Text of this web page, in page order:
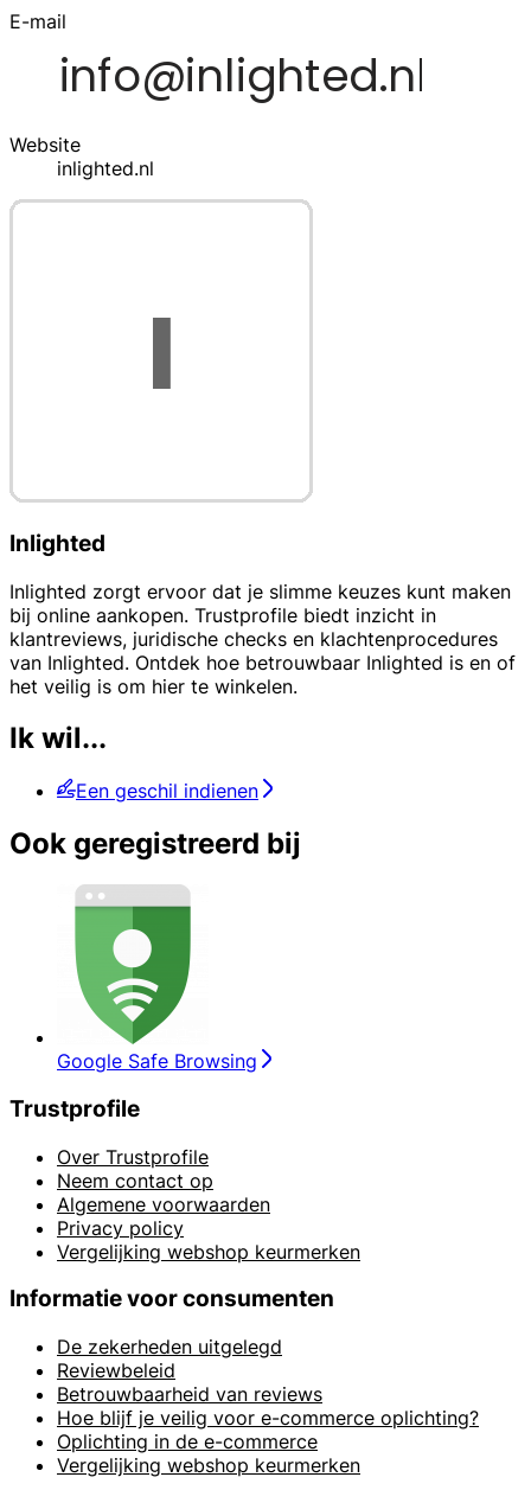
E-mail
Website
inlighted.nl
Inlighted
Inlighted zorgt ervoor dat je slimme keuzes kunt maken
bij online aankopen. Trustprofile biedt inzicht in
klantreviews, juridische checks en klachtenprocedures
van Inlighted. Ontdek hoe betrouwbaar Inlighted is en of
het veilig is om hier te winkelen.
Ik wil...
Een geschil indienen
Ook geregistreerd bij
Google Safe Browsing
Trustprofile
Over Trustprofile
Neem contact op
Algemene voorwaarden
Privacy policy
Vergelijking webshop keurmerken
Informatie voor consumenten
De zekerheden uitgelegd
Reviewbeleid
Betrouwbaarheid van reviews
Hoe blijf je veilig voor e-commerce oplichting?
Oplichting in de e-commerce
Vergelijking webshop keurmerken